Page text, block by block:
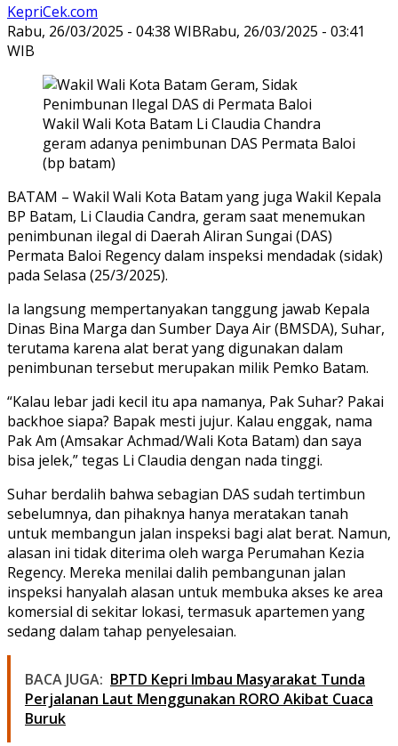
KepriCek.com
Rabu, 26/03/2025 - 04:38 WIBRabu, 26/03/2025 - 03:41
WIB
Wakil Wali Kota Batam Li Claudia Chandra
geram adanya penimbunan DAS Permata Baloi
(bp batam)
BATAM – Wakil Wali Kota Batam yang juga Wakil Kepala
BP Batam, Li Claudia Candra, geram saat menemukan
penimbunan ilegal di Daerah Aliran Sungai (DAS)
Permata Baloi Regency dalam inspeksi mendadak (sidak)
pada Selasa (25/3/2025).
Ia langsung mempertanyakan tanggung jawab Kepala
Dinas Bina Marga dan Sumber Daya Air (BMSDA), Suhar,
terutama karena alat berat yang digunakan dalam
penimbunan tersebut merupakan milik Pemko Batam.
“Kalau lebar jadi kecil itu apa namanya, Pak Suhar? Pakai
backhoe siapa? Bapak mesti jujur. Kalau enggak, nama
Pak Am (Amsakar Achmad/Wali Kota Batam) dan saya
bisa jelek,” tegas Li Claudia dengan nada tinggi.
Suhar berdalih bahwa sebagian DAS sudah tertimbun
sebelumnya, dan pihaknya hanya meratakan tanah
untuk membangun jalan inspeksi bagi alat berat. Namun,
alasan ini tidak diterima oleh warga Perumahan Kezia
Regency. Mereka menilai dalih pembangunan jalan
inspeksi hanyalah alasan untuk membuka akses ke area
komersial di sekitar lokasi, termasuk apartemen yang
sedang dalam tahap penyelesaian.
BACA JUGA: BPTD Kepri Imbau Masyarakat Tunda
Perjalanan Laut Menggunakan RORO Akibat Cuaca
Buruk